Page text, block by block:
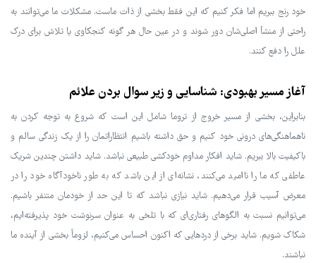
خود رنج ببریم اما فکر کنیم که این فقط بخشی از ذات ماست. مشکلات ما می‌توانند به
راحتی از منشأ اصلی‌شان دور شوند و در عین حال هر گونه کنجکاوی یا تلاش برای درک
علل را دفع کنند.
آغاز مسیر بهبودی: شناسایی و زیر سوال بردن علائم
بنابراین، بخشی از مسیر خروج از تروما شامل این است که شروع به توجه کردن به
ناهماهنگی‌های درونی خود کنیم و حق داشته باشیم انتظاراتمان را از یک زندگی سالم و
باکیفیت بالا ببریم. شاید افکار مداوم خودکشی طبیعی نباشد. شاید داشتن چندین شریک
عاطفی که ما را ناامید می‌کنند، نشانه‌ای از این باشد که به طور ناخودآگاه خود را در
معرض آسیب قرار می‌دهیم. شاید نیازی نباشد که تا این حد از خودمان متنفر باشیم.
می‌توانیم نسبت به الگوهای رفتاری‌ای که با تلخی به عنوان سرنوشت خود پذیرفته‌ایم،
شکاک شویم. شاید برخی از دردهایی که اکنون احساس می‌کنیم، لزوماً بخشی از آینده ما
نباشند.